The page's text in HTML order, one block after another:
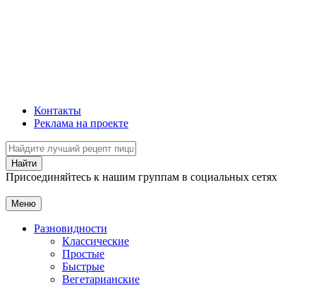
Контакты
Реклама на проекте
Присоединяйтесь к нашим группам в социальных сетях
Меню
Разновидности
Классические
Простые
Быстрые
Вегетарианские